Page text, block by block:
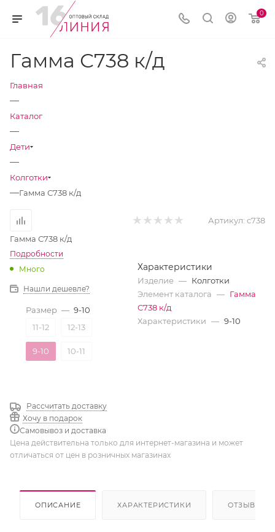
0
Гамма С738 к/д
Главная
—
Каталог
—
Дети
—
Колготки
—Гамма С738 к/д
Артикул: с738
Гамма С738 к/д
Подробности
Много
Нашли дешевле?
Размер — 9-10
11-12
12-13
9-10 10-11
Рассчитать доставку
Хочу в подарок
Самовывоз и доставка
Характеристики
Изделие — Колготки
Элемент каталога — Гамма
С738 к/д
Характеристики — 9-10
Цена действительна только для интернет-магазина и может
отличаться от цен в розничных магазинах
ОПИСАНИЕ ХАРАКТЕРИСТИКИ ОТЗЫВЫ